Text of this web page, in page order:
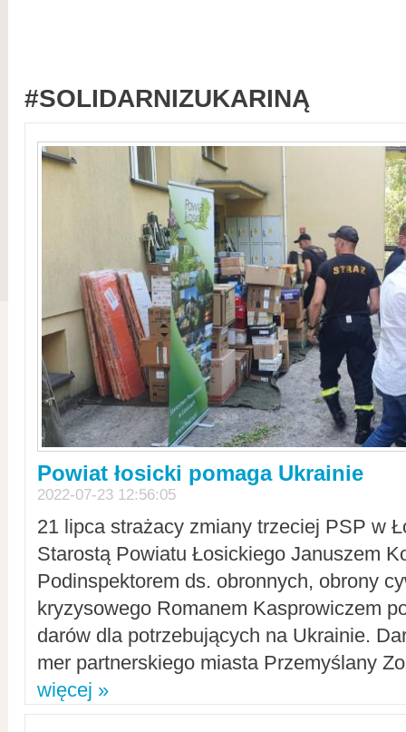
#SOLIDARNIZUKARINĄ
Powiat łosicki pomaga Ukrainie
2022-07-23 12:56:05
21 lipca strażacy zmiany trzeciej PSP w
Starostą Powiatu Łosickiego Januszem
Podinspektorem ds. obronnych, obrony
kryzysowego Romanem Kasprowiczem
darów dla potrzebujących na Ukrainie.
mer partnerskiego miasta Przemyślany
więcej »